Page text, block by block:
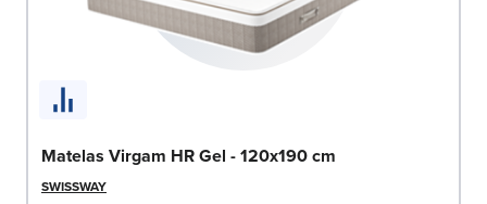
Matelas Virgam HR Gel - 120x190 cm
SWISSWAY